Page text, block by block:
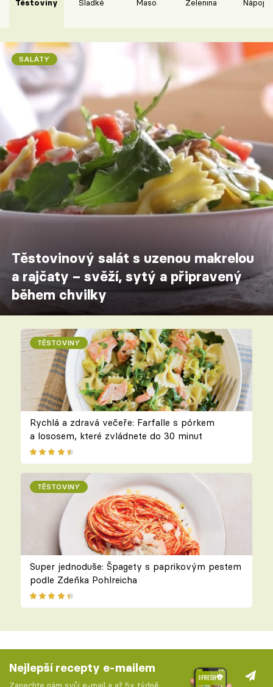
Těstoviny Sladké Maso Zelenina Nápoje
SALÁTY
Těstovinový salát s uzenou makrelou
a rajčaty – svěží, sytý a připravený
během chvilky
TĚSTOVINY
Rychlá a zdravá večeře: Farfalle s pórkem
a lososem, které zvládnete do 30 minut
TĚSTOVINY
Super jednoduše: Špagety s paprikovým pestem
podle Zdeňka Pohlreicha
Nejlepší recepty e-mailem